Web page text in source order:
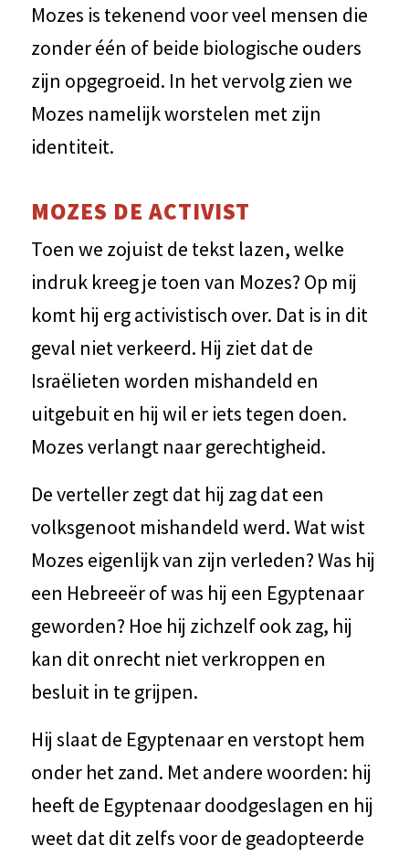
Mozes is tekenend voor veel mensen die
zonder één of beide biologische ouders
zijn opgegroeid. In het vervolg zien we
Mozes namelijk worstelen met zijn
identiteit.
MOZES DE ACTIVIST
Toen we zojuist de tekst lazen, welke
indruk kreeg je toen van Mozes? Op mij
komt hij erg activistisch over. Dat is in dit
geval niet verkeerd. Hij ziet dat de
Israëlieten worden mishandeld en
uitgebuit en hij wil er iets tegen doen.
Mozes verlangt naar gerechtigheid.
De verteller zegt dat hij zag dat een
volksgenoot mishandeld werd. Wat wist
Mozes eigenlijk van zijn verleden? Was hij
een Hebreeër of was hij een Egyptenaar
geworden? Hoe hij zichzelf ook zag, hij
kan dit onrecht niet verkroppen en
besluit in te grijpen.
Hij slaat de Egyptenaar en verstopt hem
onder het zand. Met andere woorden: hij
heeft de Egyptenaar doodgeslagen en hij
weet dat dit zelfs voor de geadopteerde